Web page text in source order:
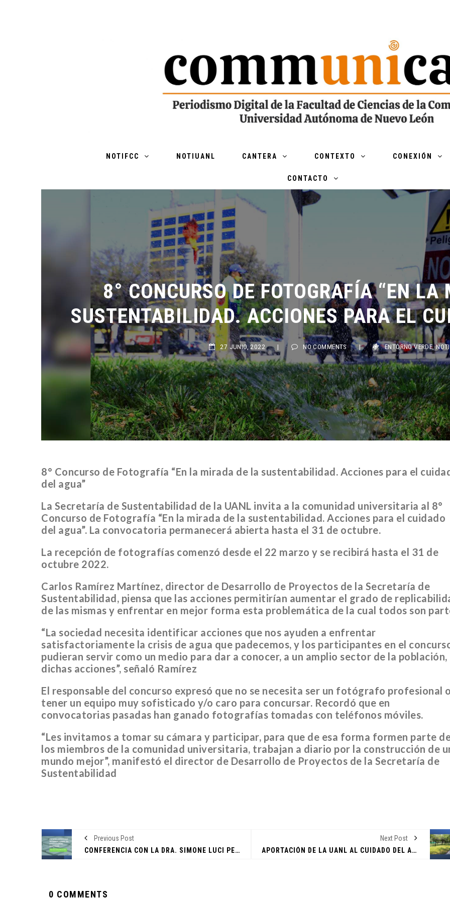
NOTIFCC NOTIUANL CANTERA CONTEXTO CONEXIÓN
CONTACTO
8° CONCURSO DE FOTOGRAFÍA “EN LA
SUSTENTABILIDAD. ACCIONES PARA EL
27 JUNIO, 2022 | NO COMMENTS | ENTORNO VERDE ,
8° Concurso de Fotografía “En la mirada de la sustentabilidad. Acciones para el
del agua”
La Secretaría de Sustentabilidad de la UANL invita a la comunidad universitaria al 8°
Concurso de Fotografía “En la mirada de la sustentabilidad. Acciones para el cuidado
del agua”. La convocatoria permanecerá abierta hasta el 31 de octubre.
La recepción de fotografías comenzó desde el 22 marzo y se recibirá hasta el 31 de
octubre 2022.
Carlos Ramírez Martínez, director de Desarrollo de Proyectos de la Secretaría de
Sustentabilidad, piensa que las acciones permitirían aumentar el grado de
de las mismas y enfrentar en mejor forma esta problemática de la cual todos son
“La sociedad necesita identificar acciones que nos ayuden a enfrentar
satisfactoriamente la crisis de agua que padecemos, y los participantes en el
pudieran servir como un medio para dar a conocer, a un amplio sector de la población,
dichas acciones”, señaló Ramírez
El responsable del concurso expresó que no se necesita ser un fotógrafo profesional o
tener un equipo muy sofisticado y/o caro para concursar. Recordó que en
convocatorias pasadas han ganado fotografías tomadas con teléfonos móviles.
“Les invitamos a tomar su cámara y participar, para que de esa forma formen parte
los miembros de la comunidad universitaria, trabajan a diario por la construcción de
mundo mejor”, manifestó el director de Desarrollo de Proyectos de la Secretaría de
Sustentabilidad
Previous Post
CONFERENCIA CON LA DRA. SIMONE LUCI PEREIRA: ETNOGRAFÍAS DIGITALES-RETOS Y PERSPECTIVAS
Next Post
APORTACIÓN DE LA UANL AL CUIDADO DEL AGUA
0 COMMENTS
CANTERA
ORIGEN Y PROPÓSITO DE
CANTERA
PLENITUD
FELIPE DE
GALLEGOS